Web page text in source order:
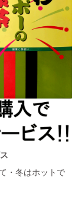
・冬はホットで